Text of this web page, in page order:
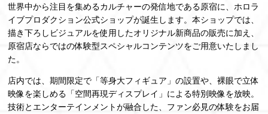
世界中から注目を集めるカルチャーの発信地である原宿に、ホロラ
イブプロダクション公式ショップが誕生します。本ショップでは、
描き下ろしビジュアルを使用したオリジナル新商品の販売に加え、
原宿店ならではの体験型スペシャルコンテンツをご用意いたしまし
た。
店内では、期間限定で「等身大フィギュア」の設置や、裸眼で立体
映像を楽しめる「空間再現ディスプレイ」による特別映像を放映。
技術とエンターテインメントが融合した、ファン必見の体験をお届